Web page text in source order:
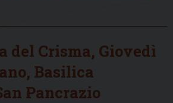
del Crisma, Giovedì
Basilica
Pancrazio